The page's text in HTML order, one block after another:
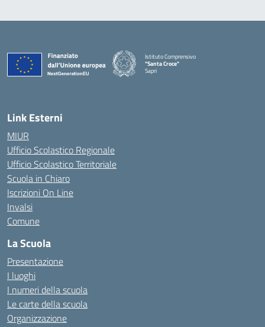
Istituto Comprensivo
"Santa Croce"
Sapri
— Visita la pagina iniziale della scuola
Link Esterni
MIUR
Ufficio Scolastico Regionale
Ufficio Scolastico Territoriale
Scuola in Chiaro
Iscrizioni On Line
Invalsi
Comune
La Scuola
Presentazione
I luoghi
I numeri della scuola
Le carte della scuola
Organizzazione